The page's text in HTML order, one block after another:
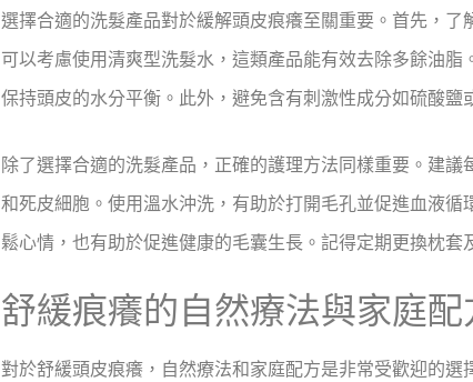
選擇合適的洗髮產品對於緩解頭皮痕癢至關重要。首先，
可以考慮使用清爽型洗髮水，這類產品能有效去除多餘油
保持頭皮的水分平衡。此外，避免含有刺激性成分如硫酸
除了選擇合適的洗髮產品，正確的護理方法同樣重要。建
和死皮細胞。使用溫水沖洗，有助於打開毛孔並促進血液
鬆心情，也有助於促進健康的毛囊生長。記得定期更換枕套
舒緩痕癢的自然療法與家庭配
對於舒緩頭皮痕癢，自然療法和家庭配方是非常受歡迎的